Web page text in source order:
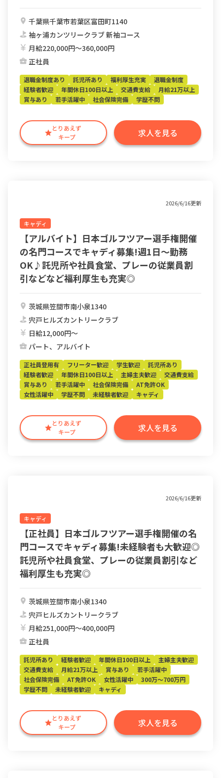
千葉県千葉市若葉区富田町1140
袖ヶ浦カンツリークラブ 新袖コース
月給220,000円〜360,000円
正社員
とりあえず
キープ
求人を見る
退職金制度あり 託児所あり 福利厚生充実
退職金制度
経験者歓迎
年間休日100日以上 交通費支給
月給21万以上
賞与あり
若手活躍中 社会保険完備 学歴不問
2026/6/16更新
キャディ
【アルバイト】日本ゴルフツアー選手権開催
の名門コースでキャディ募集!週1日～勤務
OK♪託児所や社員食堂、プレーの従業員割
引などなど福利厚生も充実◎
茨城県笠間市南小泉1340
宍戸ヒルズカントリークラブ
日給12,000円〜
パート、アルバイト
とりあえず
キープ
求人を見る
正社員登用有 フリーター歓迎 学生歓迎
託児所あり
経験者歓迎
年間休日100日以上 主婦主夫歓迎
交通費支給
賞与あり
若手活躍中 社会保険完備
AT免許OK
女性活躍中
学歴不問 未経験者歓迎 キャディ
2026/6/16更新
キャディ
【正社員】日本ゴルフツアー選手権開催の名
門コースでキャディ募集!未経験者も大歓迎◎
託児所や社員食堂、プレーの従業員割引など
福利厚生も充実◎
茨城県笠間市南小泉1340
宍戸ヒルズカントリークラブ
月給251,000円〜400,000円
正社員
とりあえず
キープ
求人を見る
託児所あり 経験者歓迎 年間休日100日以上
主婦主夫歓迎
交通費支給
月給21万以上 賞与あり
若手活躍中
社会保険完備
AT免許OK 女性活躍中
300万～700万円
学歴不問
未経験者歓迎 キャディ